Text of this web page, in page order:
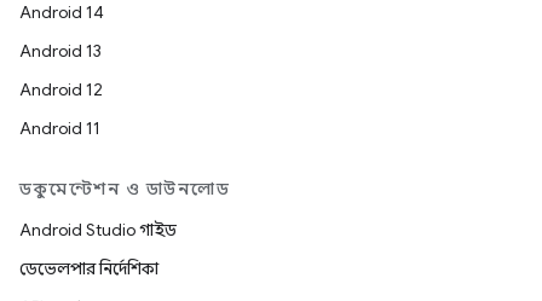
Android 14
Android 13
Android 12
Android 11
ডকুমেন্টেশন ও ডাউনলোড
Android Studio গাইড
ডেভেলপার নির্দেশিকা